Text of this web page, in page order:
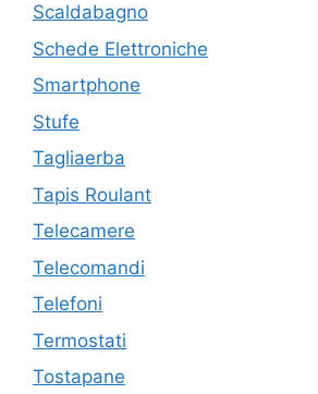
Scaldabagno
Schede Elettroniche
Smartphone
Stufe
Tagliaerba
Tapis Roulant
Telecamere
Telecomandi
Telefoni
Termostati
Tostapane